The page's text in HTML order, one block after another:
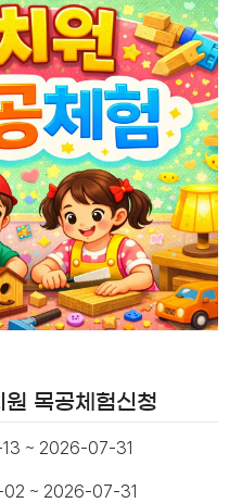
목공체험신청
~ 2026-07-31
~ 2026-07-31